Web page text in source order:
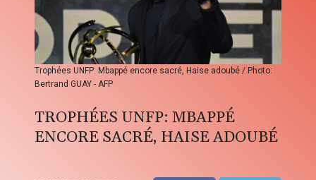
Trophées UNFP: Mbappé encore sacré, Haise adoubé / Photo:
Bertrand GUAY - AFP
TROPHÉES UNFP: MBAPPÉ
ENCORE SACRÉ, HAISE ADOUBÉ